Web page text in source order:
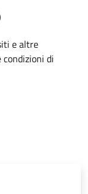
e altre
di